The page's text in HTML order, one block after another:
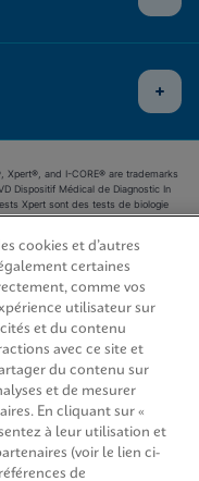
Xpert®, and I-CORE® are trademarks
Dispositif Médical de Diagnostic In
Xpert sont des tests de biologie
le système GeneXpert. Lire
SAS.
cookies et d’autres
certaines
comme vos
utilisateur sur
et du contenu
avec ce site et
du contenu sur
et de mesurer
En cliquant sur «
à leur utilisation et
(voir le lien ci-
de